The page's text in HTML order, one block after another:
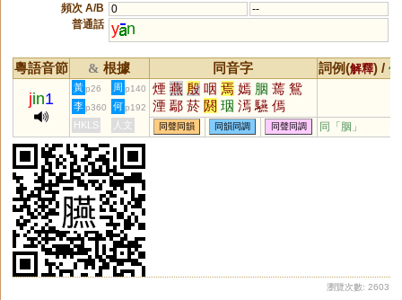
頻次 A/B
0
--
普通話 y n
粵語音節 & 根據 同音字 詞例(解釋) /
jin1
黃 p26 周 p140 煙 燕 殷 咽 焉 嫣 胭 蔫 鴛
湮 鄢 菸 閼 珚 漹 驠 傿
李 p360 何 p192
HKLS 人文 同聲同韻 同韻同調 同聲同調 同「胭 」
瀏覽次數: 2603